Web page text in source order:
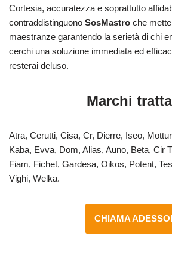
Cortesia, accuratezza e soprattutto
contraddistinguono SosMastro che
maestranze garantendo la serietà di chi
cerchi una soluzione immediata ed
resterai deluso.
Marchi
Atra, Cerutti, Cisa, Cr, Dierre, Iseo,
Kaba, Evva, Dom, Alias, Auno, Beta, Cir
Fiam, Fichet, Gardesa, Oikos, Potent,
Vighi, Welka.
CHIAMA ADESSO!